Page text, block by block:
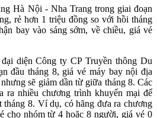
Hà Nội - Nha Trang trong giai đoạn
rẻ hơn 1 triệu đồng so với hồi tháng
bay vào sáng sớm, về chiều, giá vé
diện Công ty CP Truyền thông Du
đầu tháng 8, giá vé máy bay nội địa
sẽ giảm dần từ giữa tháng 8. Các
ra nhiều chương trình khuyến mại để
tháng 8. Ví dụ, có hãng đưa ra chương
cho nhóm từ 4 hoặc 8 người, giá vé 0